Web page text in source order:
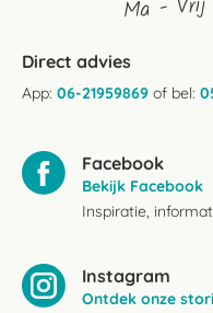
Direct advies
App: 06-21959869 of bel:
Facebook
Bekijk Facebook
Inspiratie,
Instagram
Ontdek onze